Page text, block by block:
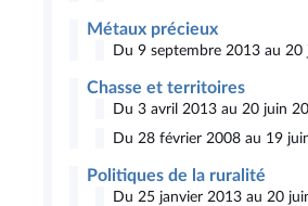
Métaux précieux
Du 9 septembre 2013 au 20
Chasse et territoires
Du 3 avril 2013 au 20 juin
Du 28 février 2008 au 19
Politiques de la ruralité
Du 25 janvier 2013 au 20